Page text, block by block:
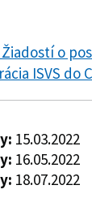
Žiadostí o
ISVS do
15.03.2022
16.05.2022
18.07.2022